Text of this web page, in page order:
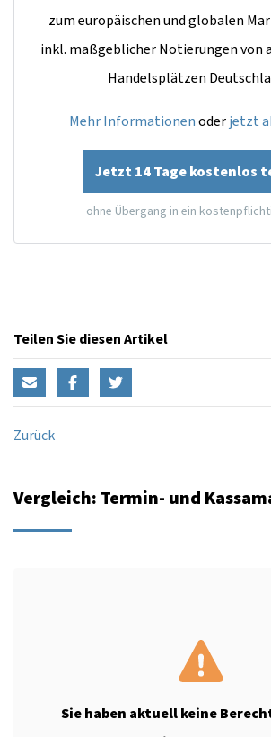
zum europäischen und globalen
inkl. maßgeblicher Notierungen von
Handelsplätzen
Mehr Informationenoderjetzt
Jetzt 14 Tage kostenlos
ohne Übergang in ein
Teilen Sie diesen Artikel
Zurück
Vergleich: Termin- und
Sie haben aktuell keine